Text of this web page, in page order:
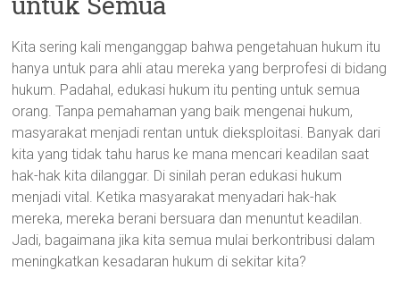
Kita sering kali menganggap bahwa pengetahuan hukum itu
hanya untuk para ahli atau mereka yang berprofesi di bidang
hukum. Padahal, edukasi hukum itu penting untuk semua
orang. Tanpa pemahaman yang baik mengenai hukum,
masyarakat menjadi rentan untuk dieksploitasi. Banyak dari
kita yang tidak tahu harus ke mana mencari keadilan saat
hak-hak kita dilanggar. Di sinilah peran edukasi hukum
menjadi vital. Ketika masyarakat menyadari hak-hak
mereka, mereka berani bersuara dan menuntut keadilan.
Jadi, bagaimana jika kita semua mulai berkontribusi dalam
meningkatkan kesadaran hukum di sekitar kita?